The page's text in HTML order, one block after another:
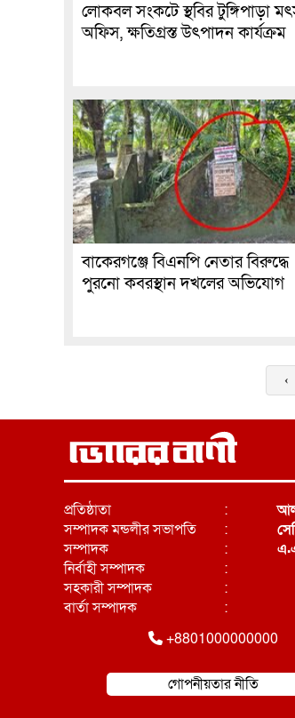
লোকবল সংকটে স্থবির টুঙ্গিপাড়া
অফিস, ক্ষতিগ্রস্ত উৎপাদন কার্যক্রম
বাকেরগঞ্জে বিএনপি নেতার বিরুদ্ধে
পুরনো কবরস্থান দখলের অভিযোগ
‹
প্রতিষ্ঠাতা
সম্পাদক মন্ডলীর সভাপতি
সম্পাদক
নির্বাহী সম্পাদক
সহকারী সম্পাদক
বার্তা সম্পাদক
:
:
:
:
:
:
+8801000000000
গোপনীয়তার নীতি